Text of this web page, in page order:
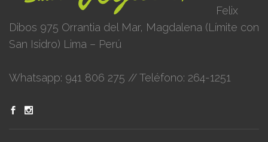
Felix
Dibos 975 Orrantia del Mar, Magdalena (Límite con
San Isidro) Lima – Perú
Whatsapp: 941 806 275 // Teléfono: 264-1251